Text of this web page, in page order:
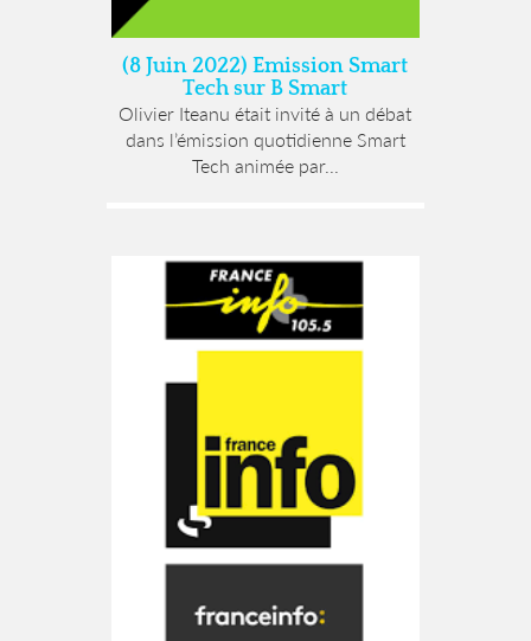
(8 Juin 2022) Emission Smart
Tech sur B Smart
Olivier Iteanu était invité à un débat
dans l’émission quotidienne Smart
Tech animée par...